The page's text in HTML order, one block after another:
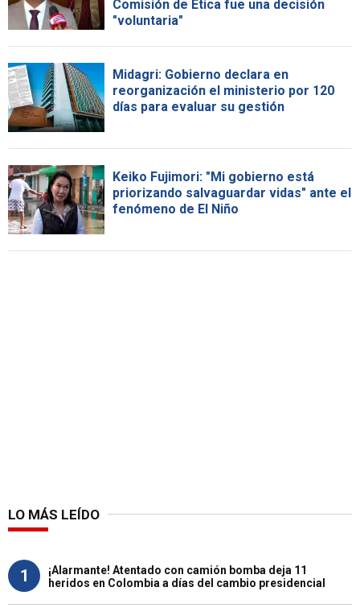
Comisión de Ética fue una decisión
"voluntaria"
Midagri: Gobierno declara en
reorganización el ministerio por 120
días para evaluar su gestión
Keiko Fujimori: "Mi gobierno está
priorizando salvaguardar vidas" ante el
fenómeno de El Niño
LO MÁS LEÍDO
1
¡Alarmante! Atentado con camión bomba deja 11
heridos en Colombia a días del cambio presidencial